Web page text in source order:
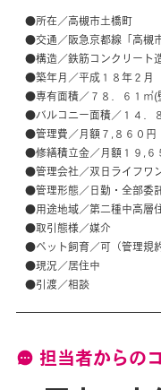
●所在／高槻市土橋町
●交通／阪急京都線「高槻
●構造／鉄筋コンクリート
●築年月／平成１８年２月
●専有面積／７８．６１㎡(
●バルコニー面積／１４．
●管理費／月額７,８６０円
●修繕積立金／月額１９,６
●管理会社／双日ライフワ
●管理形態／日勤・全部委
●用途地域／第二種中高層
●取引態様／媒介
●ペット飼育／可（管理規
●現況／居住中
●引渡／相談
担当者からの